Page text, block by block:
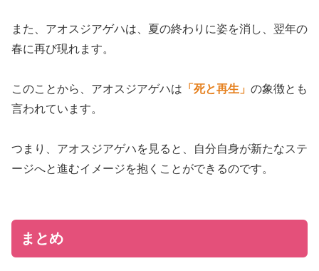
また、アオスジアゲハは、夏の終わりに姿を消し、翌年の
春に再び現れます。
このことから、アオスジアゲハは 「死と再生」 の象徴とも
言われています。
つまり、アオスジアゲハを見ると、自分自身が新たなステ
ージへと進むイメージを抱くことができるのです。
まとめ